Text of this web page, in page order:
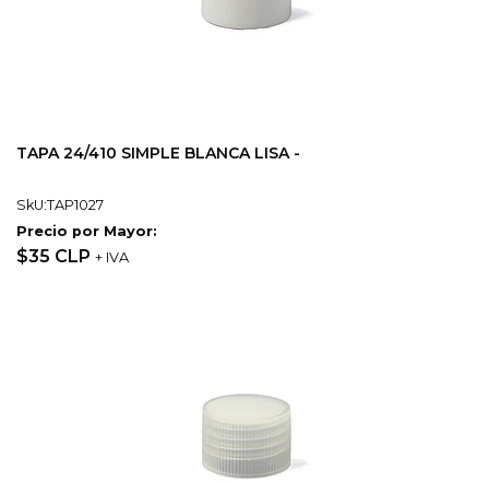
TAPA 24/410 SIMPLE BLANCA LISA -
SkU:TAP1027
Precio por Mayor:
$35 CLP + IVA